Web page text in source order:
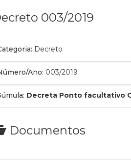
003/2019
Decreto
Ano: 003/2019
Decreta Ponto facultativo
Documentos